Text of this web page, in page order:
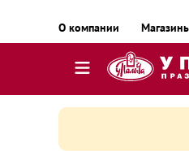
О компании